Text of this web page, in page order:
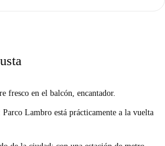
apartamento de 3 dormitorios en Via
busque un hogar humilde cerca de un
ciudad.
fresco en el balcón, encantador.
Parco Lambro está prácticamente a la vuelta